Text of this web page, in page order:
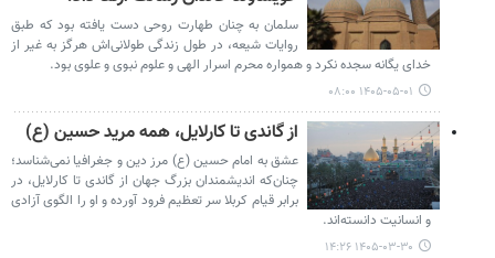
سلمان به چنان طهارت روحی دست یافته بود که طبق
روایات شیعه، در طول زندگی طولانی‌اش هرگز به غیر از
خدای یگانه سجده نکرد و همواره محرم اسرار الهی و علوم نبوی و علوی بود.
۱۴۰۵-۰۵-۰۱ ۰۸:۰۰
از گاندی تا کارلایل، همه مرید حسین (ع)
عشق به امام حسین (ع) مرز دین و جغرافیا نمی‌شناسد؛
چنان‌که اندیشمندان بزرگ جهان از گاندی تا کارلایل، در
برابر قیام کربلا سر تعظیم فرود آورده و او را الگوی آزادی
و انسانیت دانسته‌اند.
۱۴۰۵-۰۳-۳۰ ۱۴:۲۶